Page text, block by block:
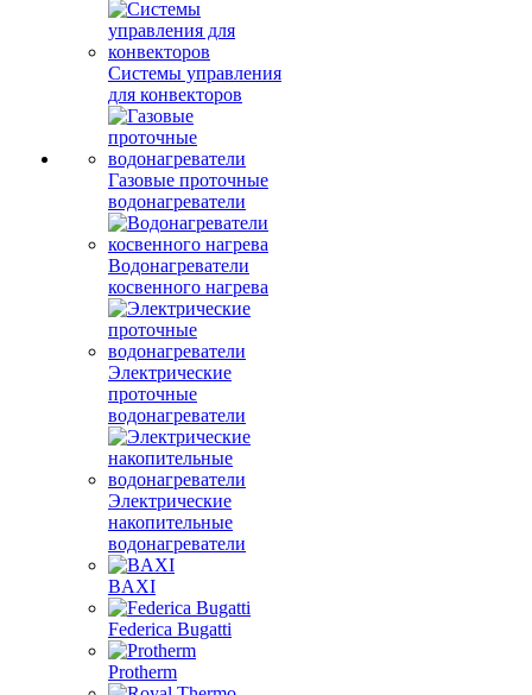
Системы управления
для конвекторов
Газовые проточные
водонагреватели
Водонагреватели
косвенного нагрева
Электрические
проточные
водонагреватели
Электрические
накопительные
водонагреватели
BAXI
Federica Bugatti
Protherm